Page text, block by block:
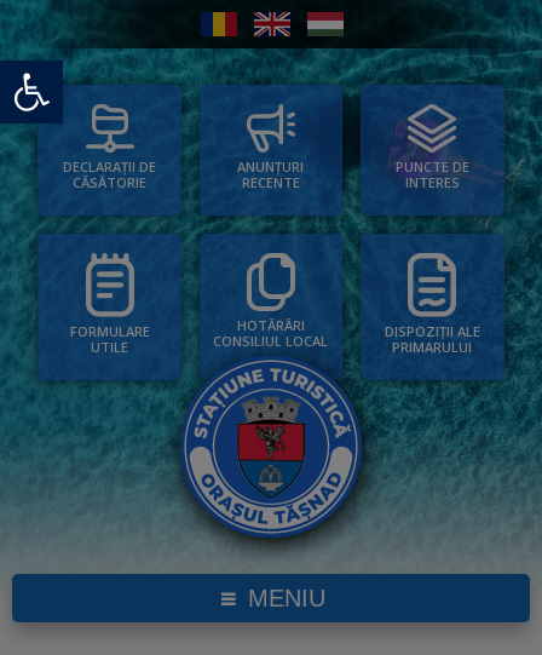
Deschide bara de unelte
DECLARAȚII DE
CĂSĂTORIE
ANUNȚURI
RECENTE
PUNCTE DE
INTERES
FORMULARE
UTILE
HOTĂRÂRI
CONSILIUL LOCAL
DISPOZIȚII ALE
PRIMARULUI
MENIU